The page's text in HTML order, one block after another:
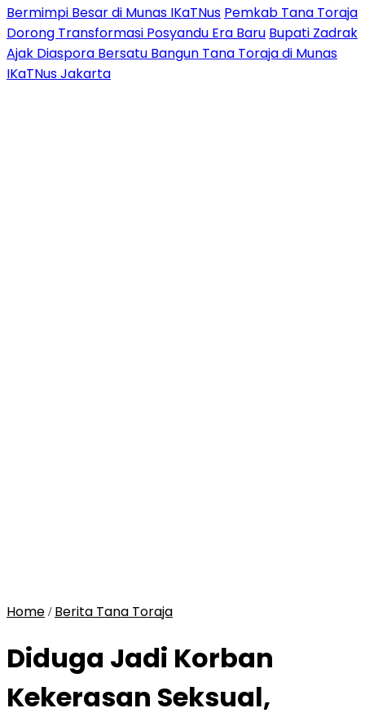
Bermimpi Besar di Munas IKaTNus Pemkab Tana Toraja
Dorong Transformasi Posyandu Era Baru Bupati Zadrak
Ajak Diaspora Bersatu Bangun Tana Toraja di Munas
IKaTNus Jakarta
Home / Berita Tana Toraja
Diduga Jadi Korban
Kekerasan Seksual,